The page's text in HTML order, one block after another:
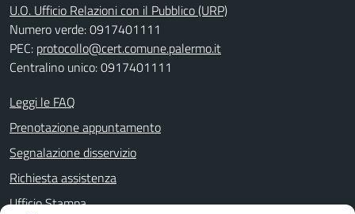
U.O. Ufficio Relazioni con il Pubblico (URP)
Numero verde: 0917401111
PEC: protocollo@cert.comune.palermo.it
Centralino unico: 0917401111
Leggi le FAQ
Prenotazione appuntamento
Segnalazione disservizio
Richiesta assistenza
Ufficio Stampa